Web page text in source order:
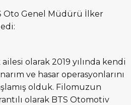
Oto Genel Müdürü İlker
ailesi olarak 2019 yılında kendi
ve hasar operasyonlarını
olduk. Filomuzun
olarak BTS Otomotiv